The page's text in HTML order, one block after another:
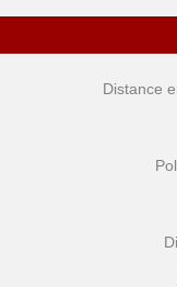
Distance